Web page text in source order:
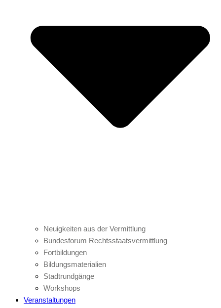
Neuigkeiten aus der Vermittlung
Bundesforum Rechtsstaatsvermittlung
Fortbildungen
Bildungsmaterialien
Stadtrundgänge
Workshops
Veranstaltungen